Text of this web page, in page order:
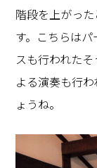
階段を上がっ
す。こちらは
スも行われた
よる演奏も行
ょうね。